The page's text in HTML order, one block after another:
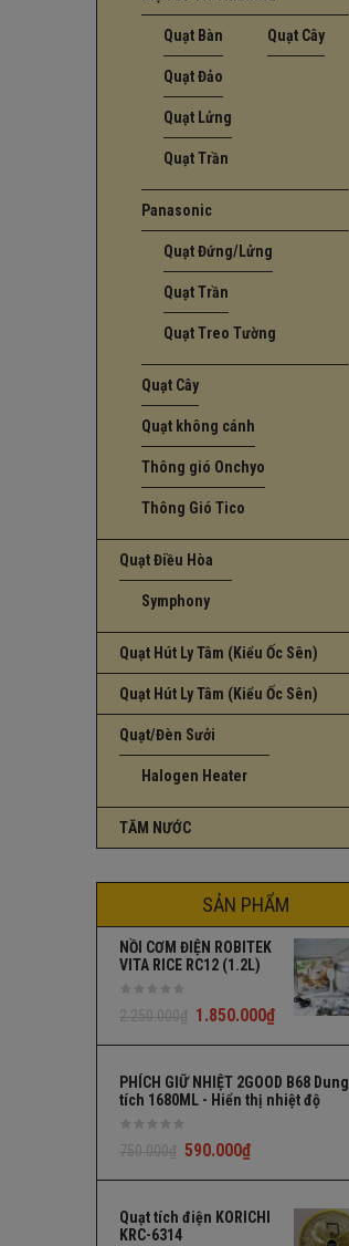
Quạt Bàn Quạt Cây
Quạt Đảo
Quạt Lửng
Quạt Trần
Panasonic
Quạt Đứng/Lửng
Quạt Trần
Quạt Treo Tường
Quạt Cây
Quạt không cánh
Thông gió Onchyo
Thông Gió Tico
Quạt Điều Hòa
Symphony
Quạt Hút Ly Tâm (Kiểu Ốc Sên)
Quạt Hút Ly Tâm (Kiểu Ốc Sên)
Quạt/Đèn Sưởi
Halogen Heater
TĂM NƯỚC
SẢN PHẨM
NỒI CƠM ĐIỆN ROBITEK
VITA RICE RC12 (1.2L)
2.250.000₫ 1.850.000₫
PHÍCH GIỮ NHIỆT 2GOOD B68 Dung
tích 1680ML - Hiển thị nhiệt độ
750.000₫ 590.000₫
Quạt tích điện KORICHI
KRC-6314